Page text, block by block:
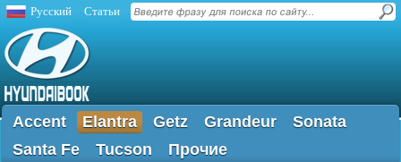
Русский Статьи
Accent Elantra Getz Grandeur
Sonata
Santa Fe
Tucson Прочие